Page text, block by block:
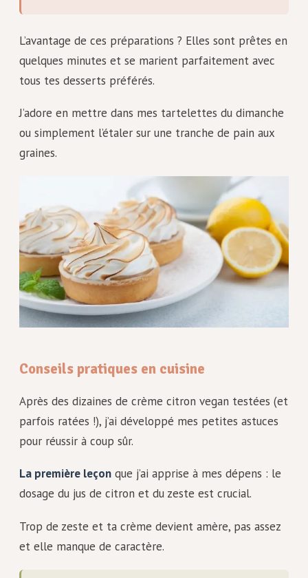
L’avantage de ces préparations ? Elles sont prêtes en
quelques minutes et se marient parfaitement avec
tous tes desserts préférés.
J’adore en mettre dans mes tartelettes du dimanche
ou simplement l’étaler sur une tranche de pain aux
graines.
Conseils pratiques en cuisine
Après des dizaines de crème citron vegan testées (et
parfois ratées !), j’ai développé mes petites astuces
pour réussir à coup sûr.
La première leçon que j’ai apprise à mes dépens : le
dosage du jus de citron et du zeste est crucial.
Trop de zeste et ta crème devient amère, pas assez
et elle manque de caractère.